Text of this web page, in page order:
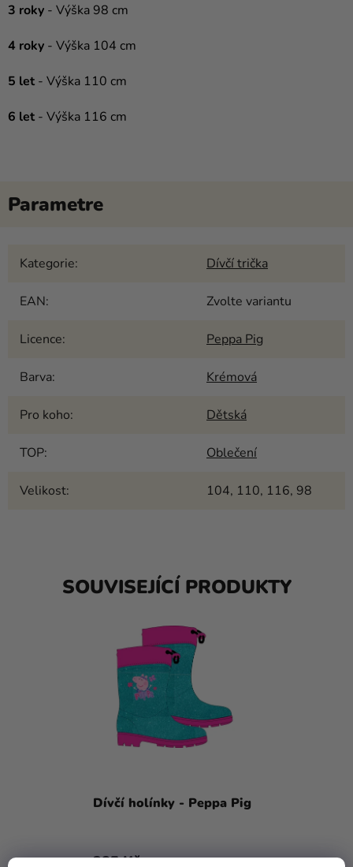
3 roky - Výška 98 cm
4 roky - Výška 104 cm
5 let - Výška 110 cm
6 let - Výška 116 cm
Kategorie: Dívčí trička
EAN: Zvolte variantu
Licence: Peppa Pig
Barva: Krémová
Pro koho: Dětská
TOP: Oblečení
Velikost: 104, 110, 116, 98
SOUVISEJÍCÍ PRODUKTY
Dívčí holínky - Peppa Pig
385 Kč